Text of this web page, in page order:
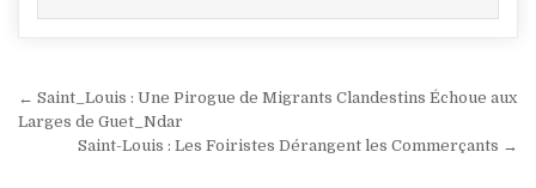
Navigation
de
← Saint_Louis : Une Pirogue de Migrants Clandestins Échoue aux
Larges de Guet_Ndar
Saint-Louis : Les Foiristes Dérangent les Commerçants →